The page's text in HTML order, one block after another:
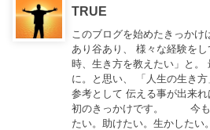
TRUE
このブログを始めたきっか
あり谷あり、 様々な経験を
時、生き方を教えたい」と。
に。と思い、 「人生の生き
参考として 伝える事が出来
初のきっかけです。 今も
たい。助けたい。生かしたい